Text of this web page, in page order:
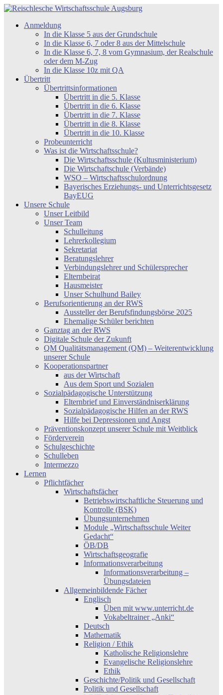
Zum
springen
Reischlesche
Wirtschaftsschule
Anmeldung
In die Klasse 5 aus der Grundschule
In die Klasse 6, 7 oder 8 aus der Mittelschule
In die Klasse 6, 7, 8 vom Gymnasium, der Realschule
oder dem M-Zug
In die Klasse 10z mit QA
Übertritt
Übertrittsinformationen
Übertritt in die 5. Klasse
Übertritt in die 6. Klasse
Übertritt in die 7. Klasse
Übertritt in die 8. Klasse
Übertritt in die 10. Klasse
Probeunterricht
Was ist die Wirtschaftsschule?
Die Wirtschaftsschule (Kultusministerium)
Die Wirtschaftschule (Verbände)
WSO – Wirtschaftsschulordnung
Bayerisches Erziehungs- und Unterrichtsgesetz
BayEUG
Unsere Schule
Unser Leitbild
Unser Team
Schulleitung
Lehrerkollegium
Sekretariat
Beratungslehrer
Verbindungslehrer und Schülersprecher
Elternbeirat
Hausmeister
Unser Schulhund Bailey
Berufsorientierung an der RWS
Aussteller der Berufsfindungsbörse 2025
Ehemalige Schüler berichten
Ganztag an der RWS
Digitale Schule der Zukunft
QM Qualitätsmanagement (QM) – Weiterentwicklung
unserer Schule
Kooperationspartner
aus der Wirtschaft
Aus dem Sport und Sozialen
Sozialpädagogische Unterstützung
Elternbrief und Einverständniserklärung
Sozialpädagogische Hilfen an der RWS
Hilfe bei Depressionen und Angst
Präventionskonzept unserer Schule mit Weitblick
Förderverein
Schulgeschichte
Schulleben
Intermezzo
Lernen
Pflichtfächer
Wirtschaftsfächer
Betriebswirtschaftliche Steuerung und
Kontrolle (BSK)
Übungsunternehmen
Module „Wirtschaftsschule Weiter
Gedacht“
ÖB/DB
Wirtschaftsgeografie
Informationsverarbeitung
Informationsverarbeitung –
Übungsdateien
Allgemeinbildende Fächer
Englisch
Üben mit www.unterricht.de
Vokabeltrainer „Anki“
Deutsch
Mathematik
Religion / Ethik
Katholische Religionslehre
Evangelische Religionslehre
Ethik
Geschichte/Politik und Gesellschaft
Politik und Gesellschaft